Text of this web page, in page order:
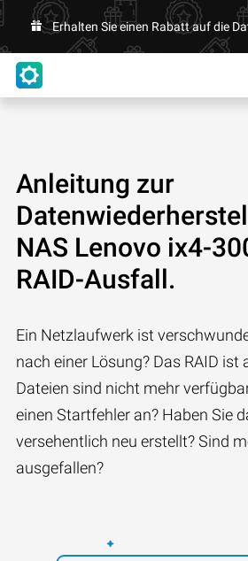
Erhalten Sie einen Rabatt auf die
Anleitung zur
NAS Lenovo ix4-
RAID-Ausfall.
Ein Netzlaufwerk ist
nach einer Lösung? Das RAID
Dateien sind nicht mehr
einen Startfehler an? Haben Sie
versehentlich neu erstellt? Sind
ausgefallen?